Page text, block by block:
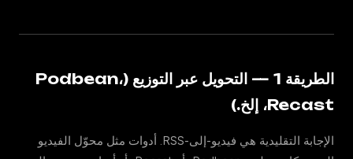
الطريقة 1 — التحويل عبر التوزيع (Podbean،
Recast، إلخ.)
الإجابة التقليدية هي فيديو-إلى-RSS. أدوات مثل محوّل الفيديو